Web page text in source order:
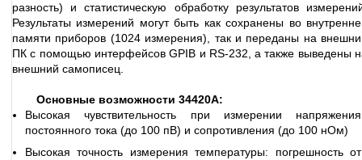
разность) и статистическую обработку результатов
Результаты измерений могут быть как сохранены во
памяти приборов (1024 измерения), так и переданы на
ПК с помощью интерфейсов GPIB и RS-232, а также выведены
внешний самописец.
Основные возможности 34420A:
Высокая чувствительность при измерении напряжения
постоянного тока (до 100 пВ) и сопротивления (до 100 нОм)
Высокая точность измерения температуры: погрешность от